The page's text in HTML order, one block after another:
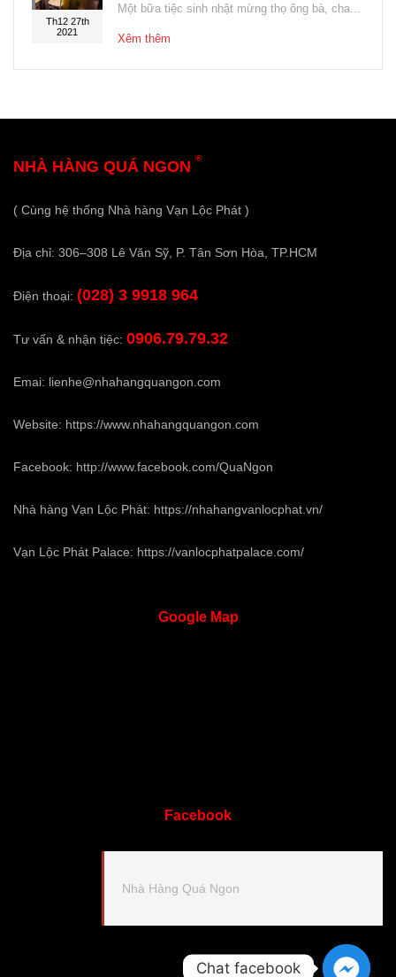
Th12 27th
2021
Một bữa tiệc sinh nhật mừng thọ ông bà, cha...
Xêm thêm
NHÀ HÀNG QUÁ NGON ®
( Cùng hệ thống Nhà hàng Vạn Lộc Phát )
Địa chỉ: 306–308 Lê Văn Sỹ, P. Tân Sơn Hòa, TP.HCM
Điện thoại: (028) 3 9918 964
Tư vấn & nhận tiệc: 0906.79.79.32
Emai: lienhe@nhahangquangon.com
Website: https://www.nhahangquangon.com
Facebook: http://www.facebook.com/QuaNgon
Nhà hàng Vạn Lộc Phát: https://nhahangvanlocphat.vn/
Vạn Lộc Phát Palace: https://vanlocphatpalace.com/
GoogleMap
Facebook
Nhà Hàng Quá Ngon
Chat facebook